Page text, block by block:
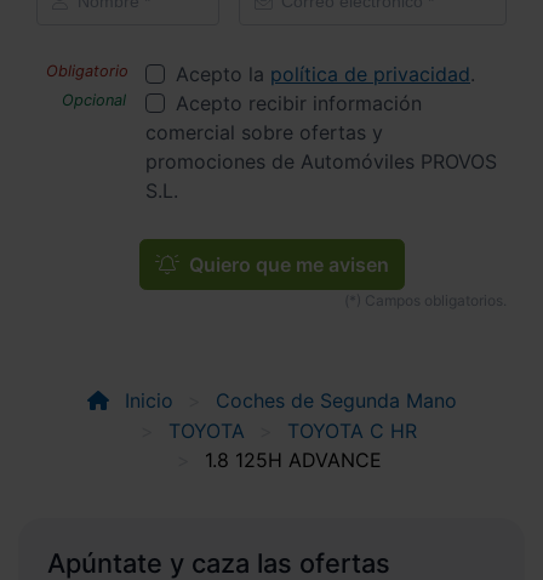
Acepto la política de privacidad.
Acepto recibir información
comercial sobre ofertas y
promociones de Automóviles PROVOS
S.L.
Quiero que me avisen
Inicio
Coches de Segunda Mano
TOYOTA
TOYOTA C HR
1.8 125H ADVANCE
Apúntate y caza las ofertas